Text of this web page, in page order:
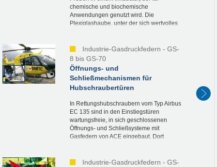
chemische und biochemische
Anwendungen genutzt wird. Die
Plexiglashaube, unter der sich wertvolles
Industrie-Gasdruckfedern - GS-
8 bis GS-70
Öffnungs- und
Schließmechanismen für
Hubschraubertüren
In Rettungshubschraubern vom Typ Airbus
EC 135 sind in den Einstiegstüren
wartungsfreie, in sich geschlossenen
Öffnungs- und Schließsysteme mit
Gasfedern von ACE eingebaut. Dort
Industrie-Gasdruckfedern - GS-